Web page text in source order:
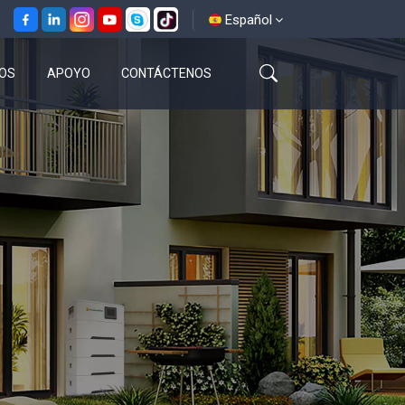
Español
العربية
APOYO CONTÁCTENOS